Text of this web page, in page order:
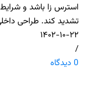
استرس زا باشد و
تشدید کند. طراحی
۱۴۰۲-۱۰-۲۲
/
0 دیدگاه